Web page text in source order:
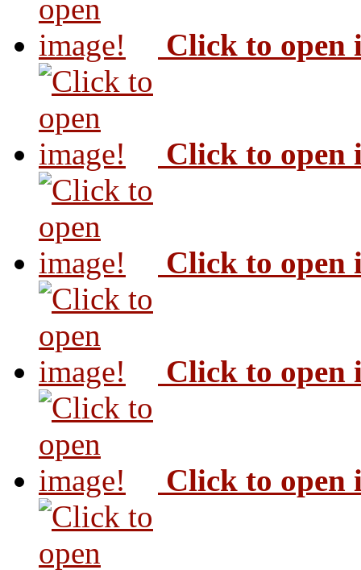
Click to open
Click to open
Click to open
Click to open
Click to open